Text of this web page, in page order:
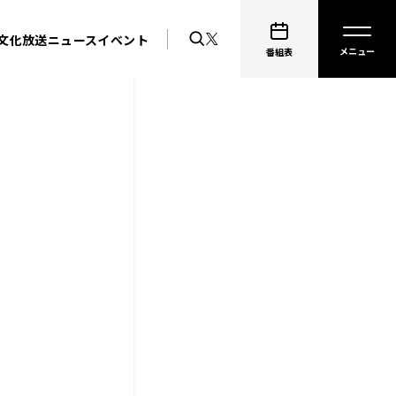
化放送ニュースイベント
番組表